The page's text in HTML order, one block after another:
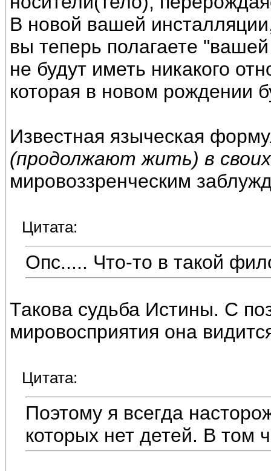
В новой вашей
вы теперь полагаете
не будут иметь никакого
которая в новом рождении
Известная языческая
(продолжают жить) в
мировоззренческим
Цитата:
Опс..... Что-то в такой
Такова судьба Истины. С
мировосприятия она
Цитата:
Поэтому я всегда
которых нет детей. В том